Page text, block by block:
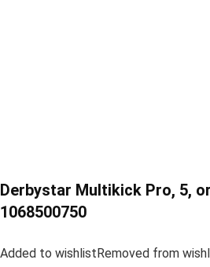
Derbystar Multikick Pro, 5,
1068500750
Added to wishlistRemoved from